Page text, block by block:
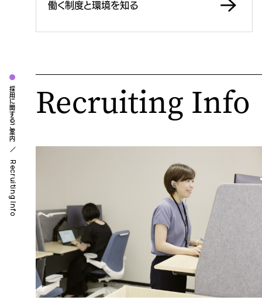
働く制度と環境を知る
採用に関するご案内
Recruiting Info
Recruiting Info